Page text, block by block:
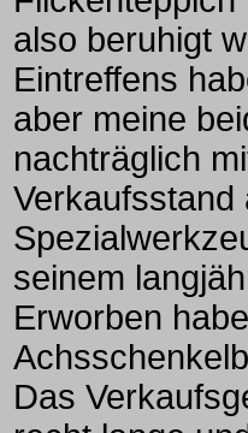
also beruhigt
Eintreffens
aber meine
nachträglich
Verkaufsstand
seinem
Erworben
Das